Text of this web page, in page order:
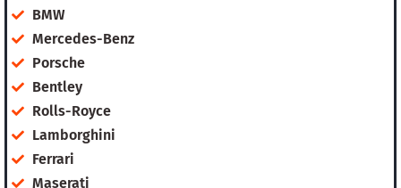
BMW
Mercedes-Benz
Porsche
Bentley
Rolls-Royce
Lamborghini
Ferrari
Maserati